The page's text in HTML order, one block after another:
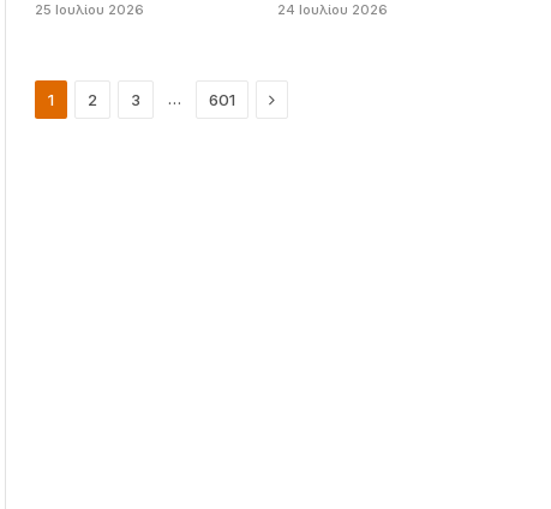
25 Ιουλίου 2026 24 Ιουλίου 2026
1 2 3 … 601 Next